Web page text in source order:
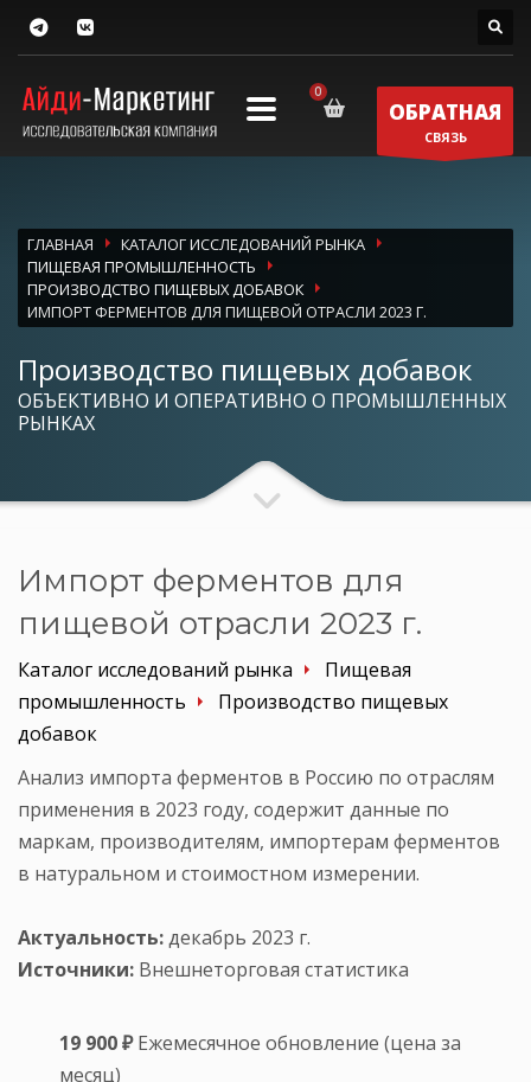
ОБРАТНАЯ
СВЯЗЬ
ГЛАВНАЯ
КАТАЛОГ ИССЛЕДОВАНИЙ РЫНКА
ПИЩЕВАЯ ПРОМЫШЛЕННОСТЬ
ПРОИЗВОДСТВО ПИЩЕВЫХ ДОБАВОК
ИМПОРТ ФЕРМЕНТОВ ДЛЯ ПИЩЕВОЙ ОТРАСЛИ 2023 Г.
Производство пищевых добавок
ОБЪЕКТИВНО И ОПЕРАТИВНО О ПРОМЫШЛЕННЫХ
РЫНКАХ
Импорт ферментов для
пищевой отрасли 2023 г.
Каталог исследований рынка
Пищевая
промышленность
Производство пищевых
добавок
Анализ импорта ферментов в Россию по отраслям
применения в 2023 году, содержит данные по
маркам, производителям, импортерам ферментов
в натуральном и стоимостном измерении.
Актуальность:декабрь 2023 г.
Источники: Внешнеторговая статистика
19 900 ₽ Ежемесячное обновление (цена за
месяц)